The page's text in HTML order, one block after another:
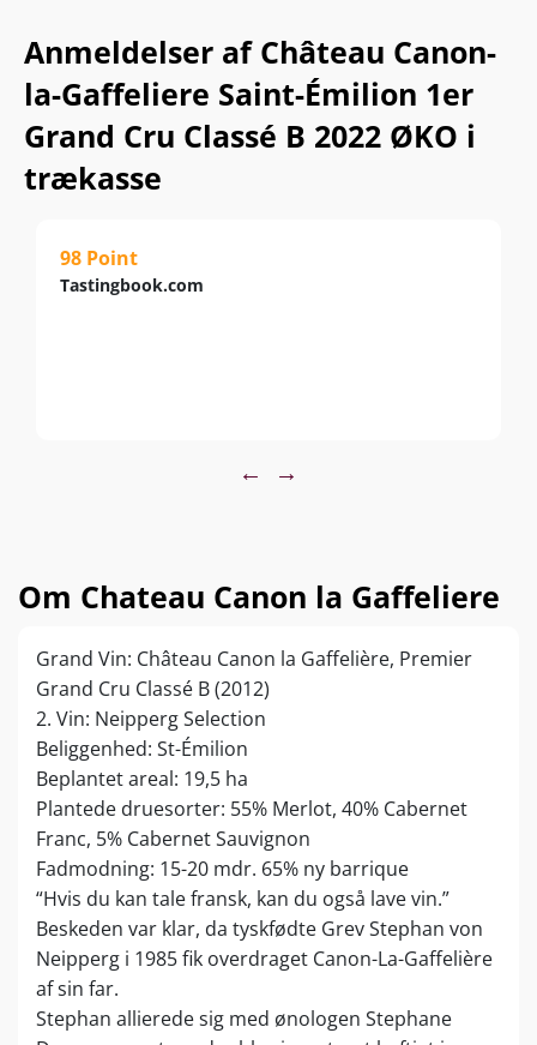
Anmeldelser af Château Canon-
la-Gaffeliere Saint-Émilion 1er
Grand Cru Classé B 2022 ØKO i
trækasse
98 Point
Tastingbook.com
← →
Om Chateau Canon la Gaffeliere
Grand Vin: Château Canon la Gaffelière, Premier
Grand Cru Classé B (2012)
2. Vin: Neipperg Selection
Beliggenhed: St-Émilion
Beplantet areal: 19,5 ha
Plantede druesorter: 55% Merlot, 40% Cabernet
Franc, 5% Cabernet Sauvignon
Fadmodning: 15-20 mdr. 65% ny barrique
“Hvis du kan tale fransk, kan du også lave vin.”
Beskeden var klar, da tyskfødte Grev Stephan von
Neipperg i 1985 fik overdraget Canon-La-Gaffelière
af sin far.
Stephan allierede sig med ønologen Stephane